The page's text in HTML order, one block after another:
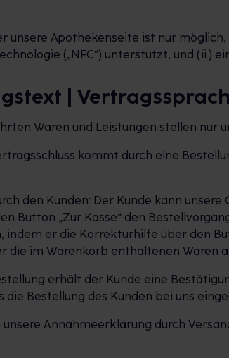
unsere Apothekenseite ist nur
(„NFC“) unterstützt, und (ii.)
|
Waren und Leistungen stellen
kommt durch eine
den Kunden: Der Kunde kann
Button „Zur Kasse“ den
er die Korrekturhilfe über den
die im Warenkorb enthaltenen Waren
erhält der Kunde eine
Bestellung des Kunden bei uns
Annahmeerklärung durch